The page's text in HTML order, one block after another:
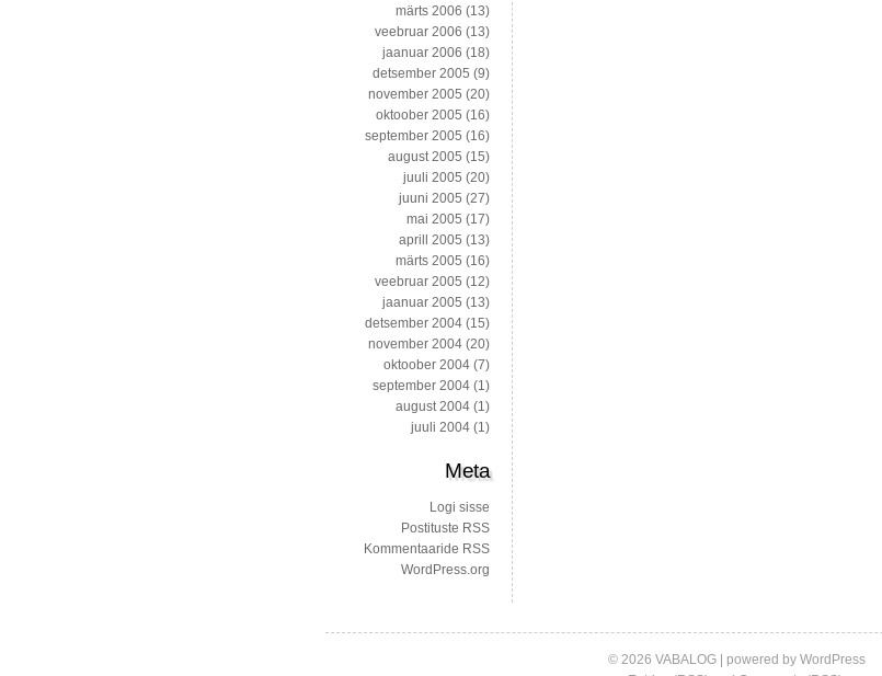
märts 2006 (13)
veebruar 2006 (13)
jaanuar 2006 (18)
detsember 2005 (9)
november 2005 (20)
oktoober 2005 (16)
september 2005 (16)
august 2005 (15)
juuli 2005 (20)
juuni 2005 (27)
mai 2005 (17)
aprill 2005 (13)
märts 2005 (16)
veebruar 2005 (12)
jaanuar 2005 (13)
detsember 2004 (15)
november 2004 (20)
oktoober 2004 (7)
september 2004 (1)
august 2004 (1)
juuli 2004 (1)
Meta
Logi sisse
Postituste RSS
Kommentaaride RSS
WordPress.org
© 2026 VABALOG | powered by WordPress